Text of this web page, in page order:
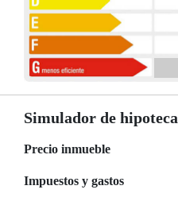
Simulador de hipoteca
Precio inmueble
Impuestos y gastos